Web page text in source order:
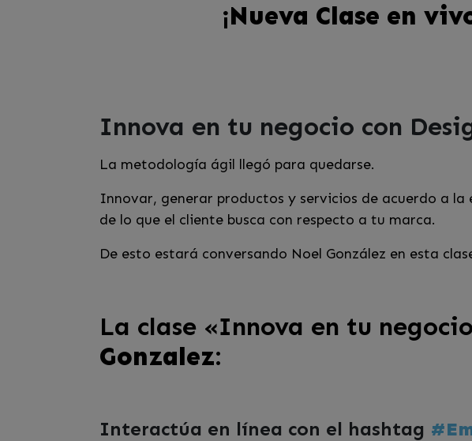
¡Nueva Clase en
Innova en tu negocio con
La metodología ágil llegó para quedarse.
Innovar, generar productos y servicios de acuerdo a
de lo que el cliente busca con respecto a tu marca.
De esto estará conversando Noel González en esta
La clase «Innova en tu
Gonzalez:
Interactúa en línea con el hashtag #